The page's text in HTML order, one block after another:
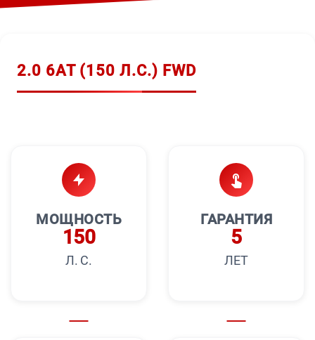
2.0 6AT (150 Л.С.) FWD
МОЩНОСТЬ
150
Л. С.
ГАРАНТИЯ
5
ЛЕТ